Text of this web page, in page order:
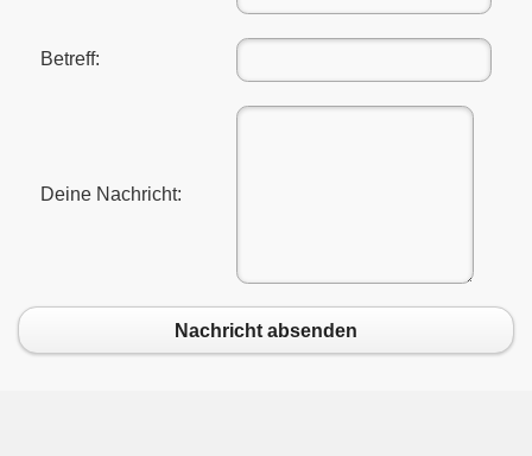
Betreff:
Deine Nachricht:
Nachricht absenden